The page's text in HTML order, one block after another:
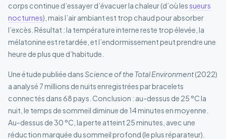
corps continue d’essayer d’évacuer la chaleur (d’où les sueurs
nocturnes), mais l’air ambiant est trop chaud pour absorber
l’excès. Résultat : la température interne reste trop élevée, la
mélatonine est retardée, et l’endormissement peut prendre une
heure de plus que d’habitude.
Une étude publiée dansScience of the Total Environment(2022)
a analysé 7 millions de nuits enregistrées par bracelets
connectés dans 68 pays. Conclusion : au-dessus de 25 °C la
nuit, le temps de sommeil diminue de 14 minutes en moyenne.
Au-dessus de 30 °C, la perte atteint 25 minutes, avec une
réduction marquée du sommeil profond (le plus réparateur).